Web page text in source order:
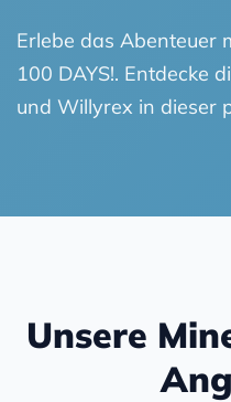
Erlebe das Abenteuer
100 DAYS!. Entdecke
und Willyrex in dieser
Unsere